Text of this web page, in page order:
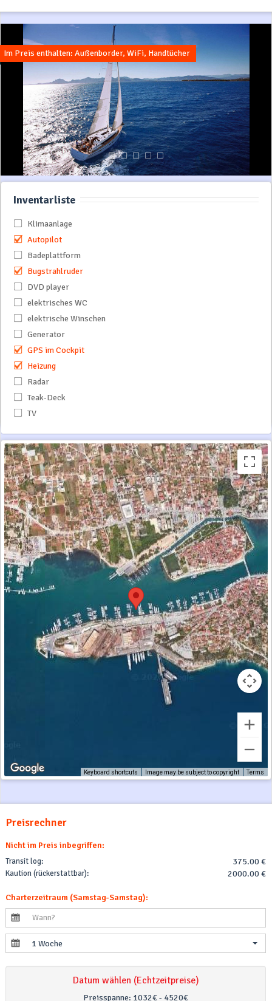
Im Preis enthalten: Außenborder, WiFi, Handtücher
Inventarliste
Klimaanlage
Autopilot
Badeplattform
Bugstrahlruder
DVD player
elektrisches WC
elektrische Winschen
Generator
GPS im Cockpit
Heizung
Radar
Teak-Deck
TV
Keyboard shortcuts Image may be subject to copyright Terms
Preisrechner
Nicht im Preis inbegriffen:
Transit log: 375.00 €
Kaution (rückerstattbar): 2000.00 €
Charterzeitraum (Samstag-Samstag):
1 Woche
Datum wählen (Echtzeitpreise)
Preisspanne: 1032€ - 4520€